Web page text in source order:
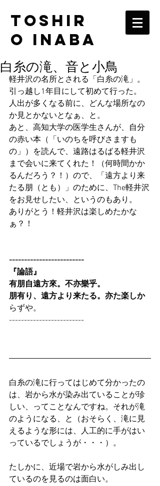
TOSHIR
O INABA
白糸の滝、音と小鳥
軽井沢の名所とされる「白糸の滝」。
引っ越し1年目にして初めて行った。
人出が多くなる前に、どんな場所なの
か見とかないとなぁ、と。
あと、高知大学の医学生さんが、自分
の赤い本（「いのちを呼びさますも
の」）を読んで、遠路はるばる軽井沢
まで会いに来てくれた！（何時間かか
るんだろう？！）ので、「遠方より来
たる朋（とも）」のために、The軽井沢
をお見せしたい、というのもあり。
ありがとう！軽井沢は楽しめたかな
ぁ？！
-------------------------
『論語』
有朋自遠方來。不亦樂乎。
朋有り、遠方より来たる。亦た楽しか
らずや。
-------------------------
白糸の滝に行ってはじめて分かったの
は、岩から水が染み出ていることが珍
しい、ってことなんですね。それが滝
のようになる、と（おそらく、滝に見
えるような形には、人工的に手がはい
っているでしょうが・・・）。
たしかに、近場で岩から水がしみ出し
ているのを見るのは面白い。